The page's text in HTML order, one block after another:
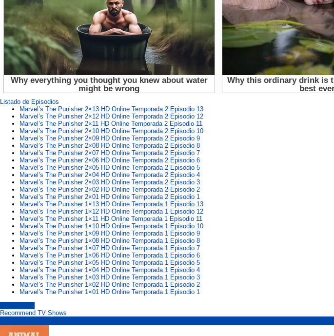
Listado de Episodios
Marvel’s The Punisher 2×13 HD Online Temporada 2 Episodio 13
Marvel’s The Punisher 2×12 HD Online Temporada 2 Episodio 12
Marvel’s The Punisher 2×11 HD Online Temporada 2 Episodio 11
Marvel’s The Punisher 2×10 HD Online Temporada 2 Episodio 10
Marvel’s The Punisher 2×09 HD Online Temporada 2 Episodio 9
Marvel’s The Punisher 2×08 HD Online Temporada 2 Episodio 8
Marvel’s The Punisher 2×07 HD Online Temporada 2 Episodio 7
Marvel’s The Punisher 2×06 HD Online Temporada 2 Episodio 6
Marvel’s The Punisher 2×05 HD Online Temporada 2 Episodio 5
Marvel’s The Punisher 2×04 HD Online Temporada 2 Episodio 4
Marvel’s The Punisher 2×03 HD Online Temporada 2 Episodio 3
Marvel’s The Punisher 2×02 HD Online Temporada 2 Episodio 2
Marvel’s The Punisher 2×01 HD Online Temporada 2 Episodio 1
Marvel’s The Punisher 1×13 HD Online Temporada 1 Episodio 13
Marvel’s The Punisher 1×12 HD Online Temporada 1 Episodio 12
Marvel’s The Punisher 1×11 HD Online Temporada 1 Episodio 11
Marvel’s The Punisher 1×10 HD Online Temporada 1 Episodio 10
Marvel’s The Punisher 1×09 HD Online Temporada 1 Episodio 9
Marvel’s The Punisher 1×08 HD Online Temporada 1 Episodio 8
Marvel’s The Punisher 1×07 HD Online Temporada 1 Episodio 7
Marvel’s The Punisher 1×06 HD Online Temporada 1 Episodio 6
Marvel’s The Punisher 1×05 HD Online Temporada 1 Episodio 5
Marvel’s The Punisher 1×04 HD Online Temporada 1 Episodio 4
Marvel’s The Punisher 1×03 HD Online Temporada 1 Episodio 3
Marvel’s The Punisher 1×02 HD Online Temporada 1 Episodio 2
Marvel’s The Punisher 1×01 HD Online Temporada 1 Episodio 1
Recommend TV Shows